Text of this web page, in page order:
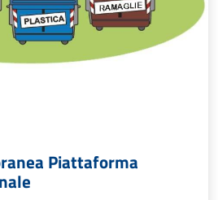
Piattaforma